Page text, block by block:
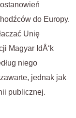
do Europy.
Unię
Magyar IdÅ‘k
niego
jednak jak
publicznej.